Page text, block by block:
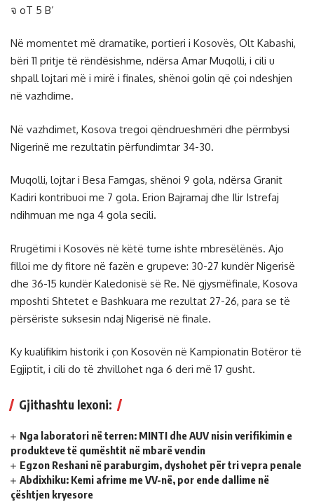
จ oT 5 B’
Në momentet më dramatike, portieri i Kosovës, Olt Kabashi,
bëri 11 pritje të rëndësishme, ndërsa Amar Muqolli, i cili u
shpall lojtari më i mirë i finales, shënoi golin që çoi ndeshjen
në vazhdime.
Në vazhdimet, Kosova tregoi qëndrueshmëri dhe përmbysi
Nigerinë me rezultatin përfundimtar 34-30.
Muqolli, lojtar i Besa Famgas, shënoi 9 gola, ndërsa Granit
Kadiri kontribuoi me 7 gola. Erion Bajramaj dhe Ilir Istrefaj
ndihmuan me nga 4 gola secili.
Rrugëtimi i Kosovës në këtë turne ishte mbresëlënës. Ajo
filloi me dy fitore në fazën e grupeve: 30-27 kundër Nigerisë
dhe 36-15 kundër Kaledonisë së Re. Në gjysmëfinale, Kosova
mposhti Shtetet e Bashkuara me rezultat 27-26, para se të
përsëriste suksesin ndaj Nigerisë në finale.
Ky kualifikim historik i çon Kosovën në Kampionatin Botëror të
Egjiptit, i cili do të zhvillohet nga 6 deri më 17 gusht.
Gjithashtu lexoni:
Nga laboratori në terren: MINTI dhe AUV nisin verifikimin e
produkteve të qumështit në mbarë vendin
Egzon Reshani në paraburgim, dyshohet për tri vepra penale
Abdixhiku: Kemi afrime me VV-në, por ende dallime në
çështjen kryesore